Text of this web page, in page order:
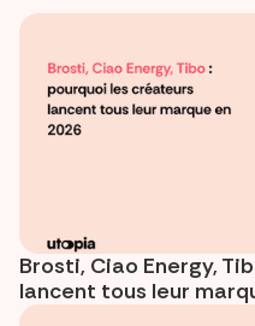
Brosti, Ciao Energy,
lancent tous leur